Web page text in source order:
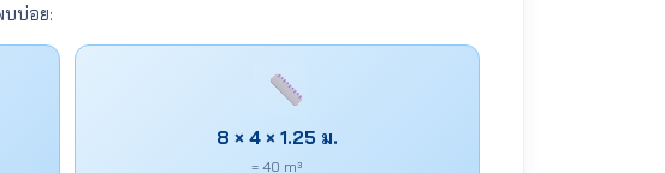
บ่อย:
8 × 4 × 1.25 ม.
= 40 m³